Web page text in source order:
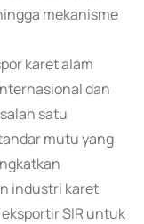
mekanisme
karet alam
dan
satu
mutu yang
industri karet
SIR untuk